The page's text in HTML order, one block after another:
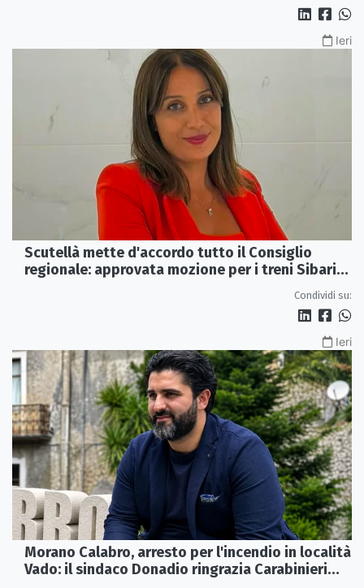
Ieri
Scutellà mette d'accordo tutto il Consiglio
regionale: approvata mozione per i treni Sibari-
Condividi su:
Ieri
Morano Calabro, arresto per l'incendio in località
Vado: il sindaco Donadio ringrazia Carabinieri